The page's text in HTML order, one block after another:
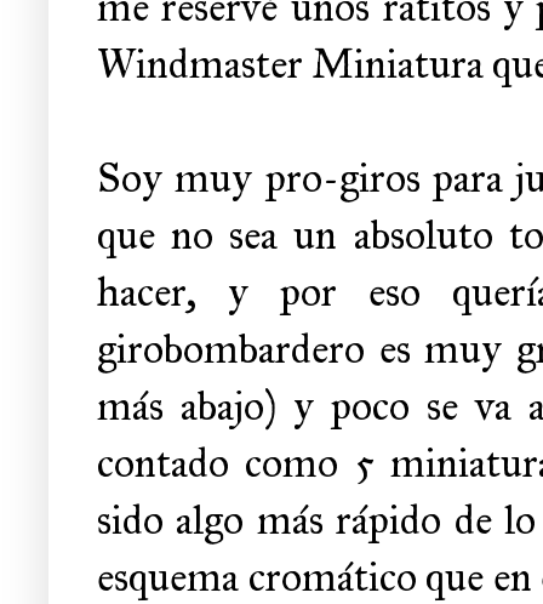
Windmaster Miniatura
Soy muy pro-giros para
que no sea un absoluto
hacer, y por eso
girobombardero es muy
más abajo) y poco se va
contado como 5
sido algo más rápido de
esquema cromático que